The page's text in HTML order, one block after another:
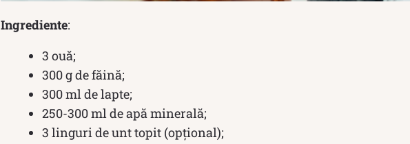
Ingrediente:
3 ouă;
300 g de făină;
300 ml de lapte;
250-300 ml de apă minerală;
3 linguri de unt topit (opțional);